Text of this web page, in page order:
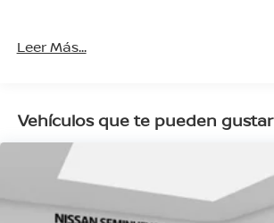
Leer Más...
Vehículos que te pueden gustar